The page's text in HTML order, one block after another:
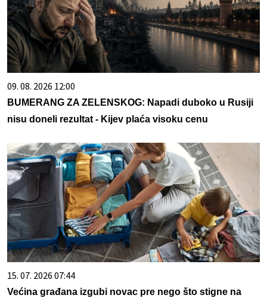
09. 08. 2026 12:00
BUMERANG ZA ZELENSKOG: Napadi duboko u Rusiji
nisu doneli rezultat - Kijev plaća visoku cenu
15. 07. 2026 07:44
Većina građana izgubi novac pre nego što stigne na